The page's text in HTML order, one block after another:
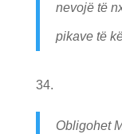
nevojë të
pikave të
Obligohet